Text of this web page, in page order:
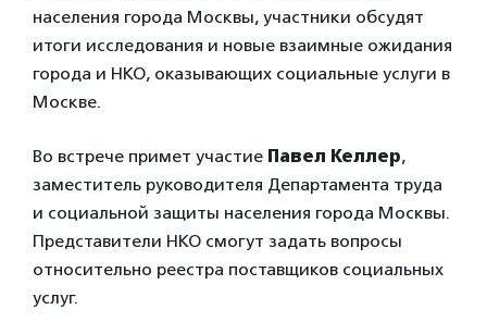
населения города Москвы, участники обсудят
итоги исследования и новые взаимные ожидания
города и НКО, оказывающих социальные услуги в
Москве.
Во встрече примет участие Павел Келлер,
заместитель руководителя Департамента труда
и социальной защиты населения города Москвы.
Представители НКО смогут задать вопросы
относительно реестра поставщиков социальных
услуг.